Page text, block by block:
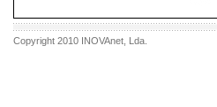
Copyright 2010 INOVAnet , Lda.